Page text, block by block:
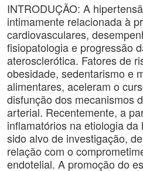
INTRODUÇÃO: A
intimamente relacionada à
cardiovasculares,
fisiopatologia e progressão
aterosclerótica. Fatores de
obesidade, sedentarismo e
alimentares, aceleram o
disfunção dos mecanismos
arterial. Recentemente, a
inflamatórios na etiologia
sido alvo de investigação,
relação com o
endotelial. A promoção do